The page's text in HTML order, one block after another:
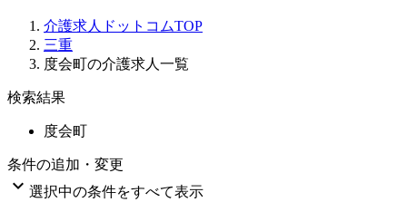
介護求人ドットコムTOP
三重
度会町の介護求人一覧
検索結果
度会町
条件の追加・変更
 選択中の条件をすべて表示